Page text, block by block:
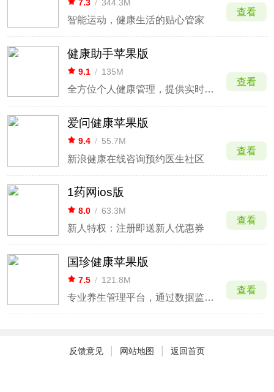
7.3 / 344.3M
智能运动，健康生活的贴心管家
查看
健康助手苹果版
9.1 / 135M
全方位个人健康管理，提供实时心率监测与建议。
查看
爱问健康苹果版
9.4 / 55.7M
新浪健康在线咨询预约医生社区
查看
1药网ios版
8.0 / 63.3M
新人特权：注册即送新人优惠券
查看
国珍健康苹果版
7.5 / 121.8M
专业养生管理平台，通过数据监测提供个性化健康建议。
查看
反馈意见 网站地图 返回首页